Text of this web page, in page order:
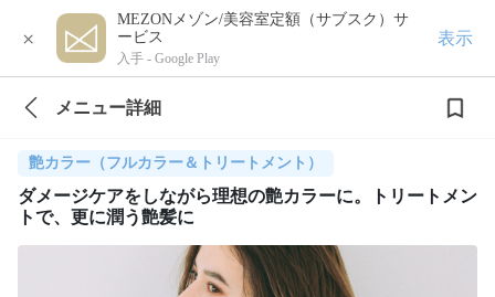
×
MEZONメゾン/美容室定額（サブスク）サ
ービス
入手 - Google Play
表示
メニュー詳細
艶カラー（フルカラー＆トリートメント）
ダメージケアをしながら理想の艶カラーに。トリートメン
トで、更に潤う艶髪に